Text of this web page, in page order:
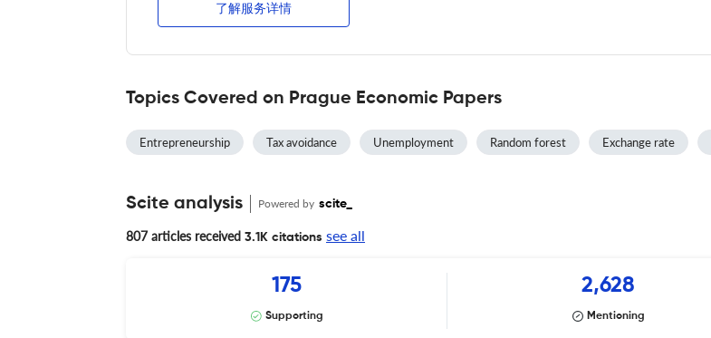
了解服务详情
Topics Covered on Prague Economic Papers
Entrepreneurship Tax avoidance Unemployment Random forest Exchange rate
Scite analysis Powered by scite_
807 articles received 3.1K citations see all
175
Supporting
2,628
Mentioning